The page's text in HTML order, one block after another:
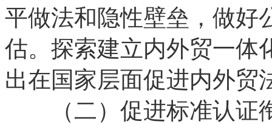
平做法和隐性壁垒，做好
估。探索建立内外贸一体
出在国家层面促进内外贸
（二）促进标准认证